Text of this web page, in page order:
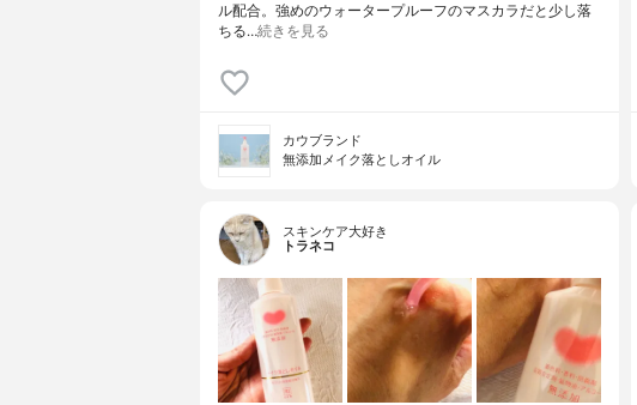
ル配合。強めのウォータープルーフのマスカラだと少し落
ちる…続きを見る
カウブランド
無添加メイク落としオイル
スキンケア大好き
トラネコ